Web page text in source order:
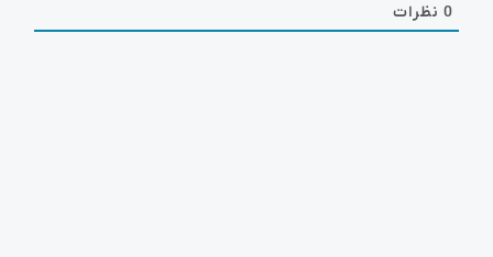
0 نظرات